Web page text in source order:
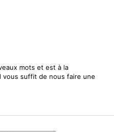
mots et est à la
suffit de nous faire une